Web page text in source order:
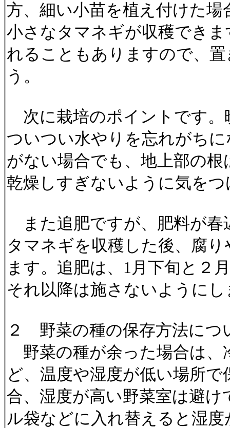
方、細い小苗を植え付けた
小さなタマネギが収穫でき
れることもありますので、
う。
次に栽培のポイントです。
ついつい水やりを忘れがち
がない場合でも、地上部の
乾燥しすぎないように気を
また追肥ですが、肥料が春
タマネギを収穫した後、腐
ます。追肥は、1月下旬と２
それ以降は施さないように
２ 野菜の種の保存方法につ
野菜の種が余った場合は、
ど、温度や湿度が低い場所
合、湿度が高い野菜室は避
ル袋などに入れ替えると湿